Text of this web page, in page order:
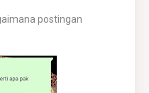
postingan